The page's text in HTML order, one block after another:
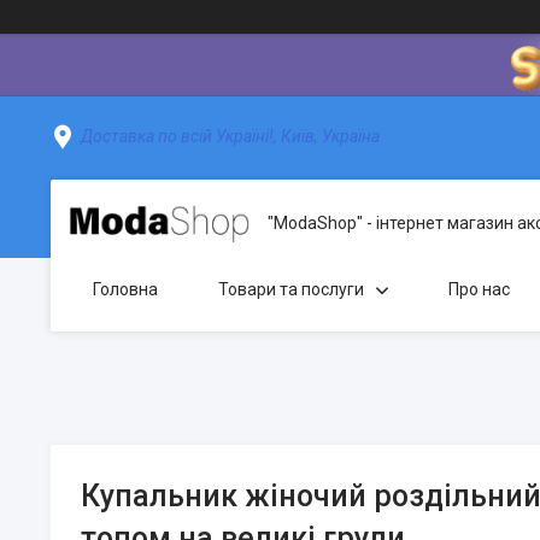
Доставка по всій Україні!, Київ, Україна
"ModaShop" - інтернет магазин
Головна Товари та послуги Про нас
Купальник жіночий